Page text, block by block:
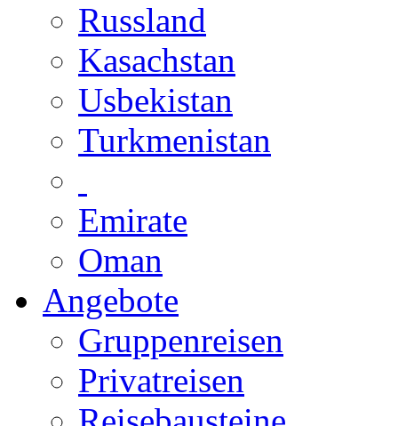
Russland
Kasachstan
Usbekistan
Turkmenistan
Emirate
Oman
Angebote
Gruppenreisen
Privatreisen